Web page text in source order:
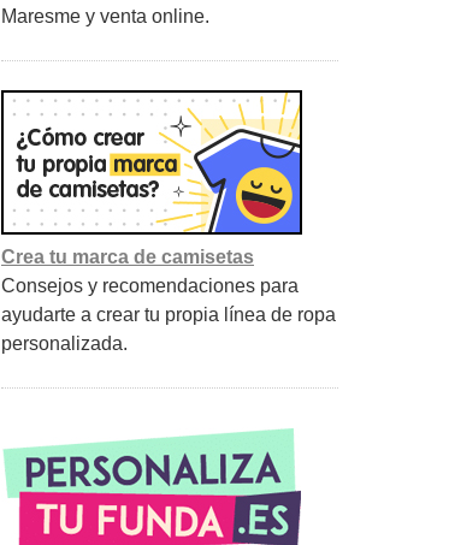
Maresme y venta online.
Crea tu marca de camisetas
Consejos y recomendaciones para
ayudarte a crear tu propia línea de ropa
personalizada.